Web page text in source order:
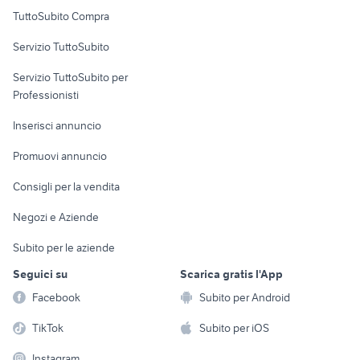
Informatica
Console e
Fotografia
Telefonia
Biciclette
TuttoSubito Compra
Servizio TuttoSubito
Servizio TuttoSubito per
Professionisti
Inserisci annuncio
Promuovi annuncio
Consigli per la vendita
Negozi e Aziende
Subito per le aziende
Seguici su
Facebook
TikTok
Scarica gratis l'App
Subito per Android
Subito per iOS